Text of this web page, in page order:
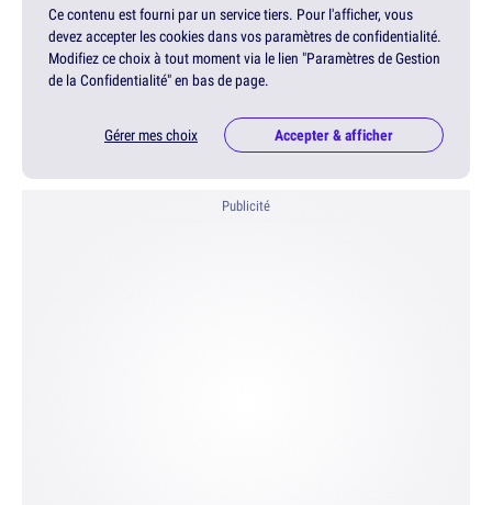
Ce contenu est fourni par un service tiers. Pour l'afficher, vous
devez accepter les cookies dans vos paramètres de confidentialité.
Modifiez ce choix à tout moment via le lien "Paramètres de Gestion
de la Confidentialité" en bas de page.
Gérer mes choix Accepter & afficher
Publicité